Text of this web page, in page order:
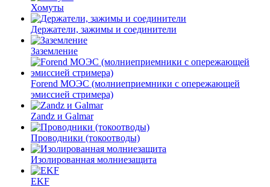
Хомуты
Держатели, зажимы и соединители
Заземление
Forend МОЭС (молниеприемники с опережающей
эмиссией стримера)
Zandz и Galmar
Проводники (токоотводы)
Изолированная молниезащита
EKF